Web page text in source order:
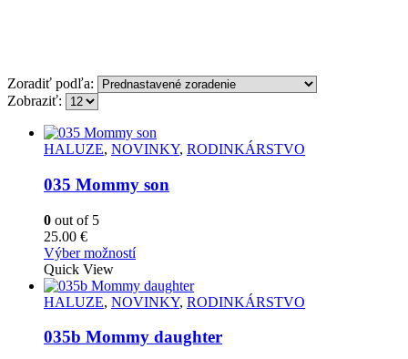
Zoradiť podľa:
Zobraziť:
HALUZE, NOVINKY, RODINKÁRSTVO
035 Mommy son
0 out of 5
25.00 €
Výber možnostíTento
má
viacero
Možnosti
si
Quick View
HALUZE, NOVINKY, RODINKÁRSTVO
035b Mommy daughter